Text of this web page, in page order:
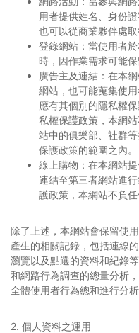
用者提供姓名、身份
也可以從商業夥伴處取
登錄網站：當使用者
時，因作業需求可能
廣告主及連結：在本
網站，也可能蒐集使
應有其個別的隱私權
私權保護政策，本網
站中的俱樂部、社群
保護政策的範圍之內。
線上購物：在本網站
連結至第三者網站進
護政策，本網站不負任
除了上述，本網站會保留使
產生的相關記錄，包括連線
瀏覽以及點選的資料和紀錄
和網路行為調查的總量分析
全體使用者行為總和進行分
2. 個人資料之運用